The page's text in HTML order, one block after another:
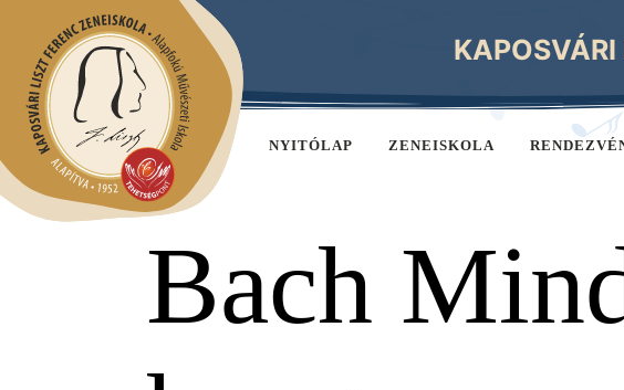
NYITÓLAP ZENEISKOLA
Bach